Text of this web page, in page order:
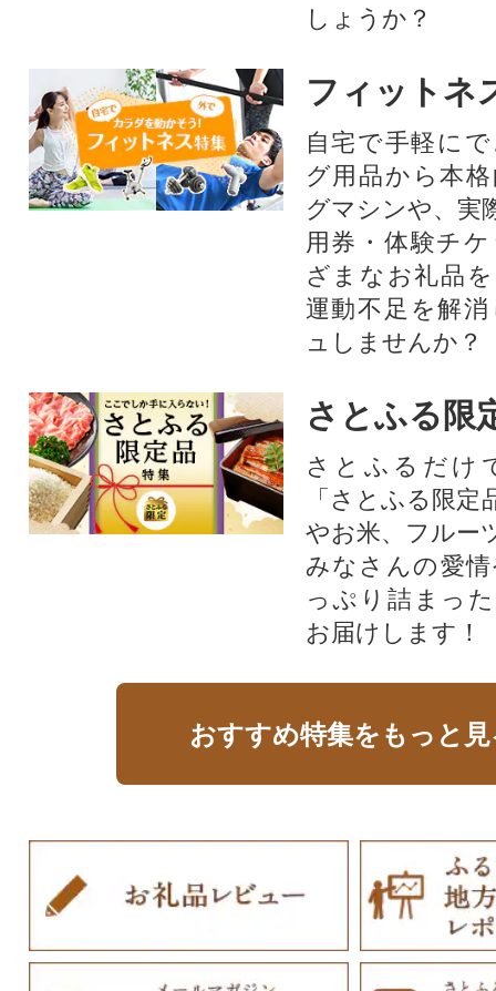
しょうか？
フィットネ
自宅で手軽に
グ用品から本
グマシンや、実
用券・体験チ
ざまなお礼品
運動不足を解
ュしませんか？
さとふる限
さとふるだけ
「さとふる限
やお米、フルー
みなさんの愛
っぷり詰まっ
お届けします！
おすすめ特集をもっと